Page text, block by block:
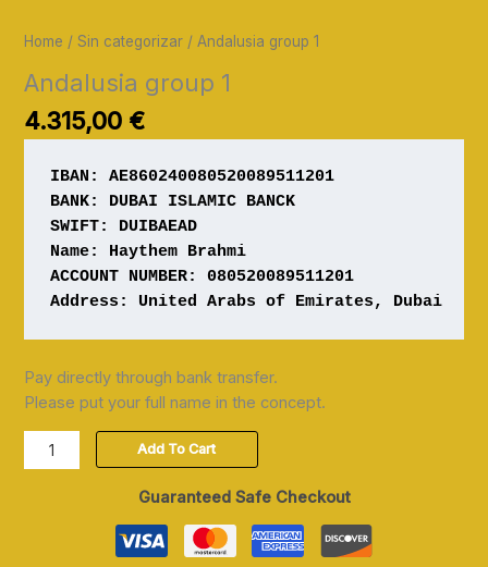
Home /Sin categorizar / Andalusia group 1
Andalusia group 1
4.315,00 €
IBAN: AE860240080520089511201
BANK: DUBAI ISLAMIC BANCK
SWIFT: DUIBAEAD
Name: Haythem Brahmi
ACCOUNT NUMBER: 080520089511201
Address: United Arabs of Emirates, Dubai
Pay directly through bank transfer.
Please put your full name in the concept.
Add To Cart
Guaranteed Safe Checkout